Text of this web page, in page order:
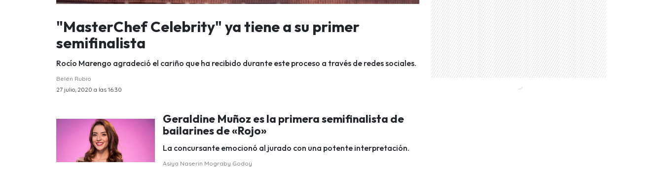
"MasterChef Celebrity" ya tiene a su primer
semifinalista
Rocío Marengo agradeció el cariño que ha recibido durante este proceso a través de redes sociales.
Belén Rubio
27 julio, 2020 a las 16:30
Geraldine Muñoz es la primera semifinalista de
bailarines de «Rojo»
La concursante emocionó al jurado con una potente interpretación.
Asiya Naserin Mograby Godoy